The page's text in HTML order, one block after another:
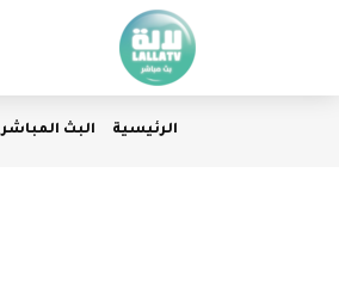
الرئيسية البث المباشر